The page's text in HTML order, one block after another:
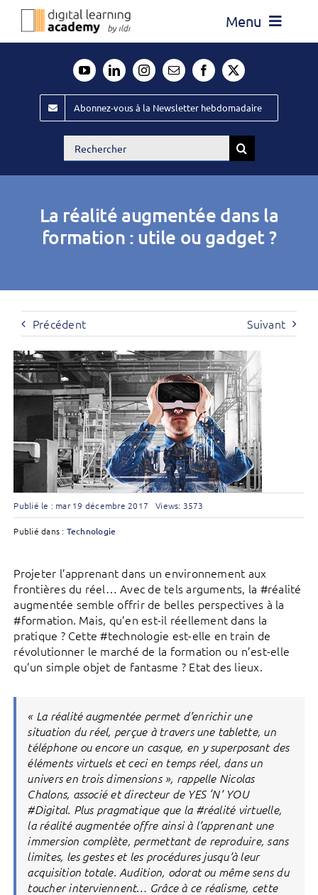
Passer
Menu
Évènements ILDI
Offres d’emploi
Publiez
Abonnez-vous à la Newsletter hebdomadaire
Rechercher:
La réalité augmentée dans la
formation : utile ou gadget ?
Précédent Suivant
Publié le : mar 19 décembre 2017 Views: 3573
Publié dans : Technologie
Projeter l’apprenant dans un environnement aux
frontières du réel… Avec de tels arguments, la #réalité
augmentée semble offrir de belles perspectives à la
#formation. Mais, qu’en est-il réellement dans la
pratique ? Cette #technologie est-elle en train de
révolutionner le marché de la formation ou n’est-elle
qu’un simple objet de fantasme ? Etat des lieux.
« La réalité augmentée permet d’enrichir une
situation du réel, perçue à travers une tablette, un
téléphone ou encore un casque, en y superposant des
éléments virtuels et ceci en temps réel, dans un
univers en trois dimensions », rappelle Nicolas
Chalons, associé et directeur de YES ‘N’ YOU
#Digital. Plus pragmatique que la #réalité virtuelle,
la réalité augmentée offre ainsi à l’apprenant une
immersion complète, permettant de reproduire, sans
limites, les gestes et les procédures jusqu’à leur
acquisition totale. Audition, odorat ou même sens du
toucher interviennent… Grâce à ce réalisme, cette